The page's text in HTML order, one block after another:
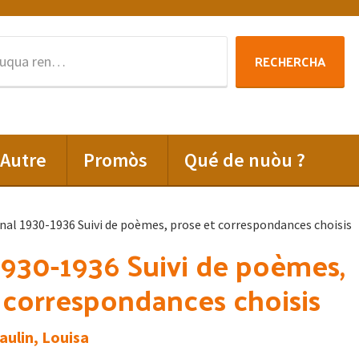
:
RECHERCHA
Autre Promòs Qué de nuòu ?
1930-1936 Suivi de poèmes, prose et correspondances choisis
1936 Suivi de poèmes,
choisis
Louisa